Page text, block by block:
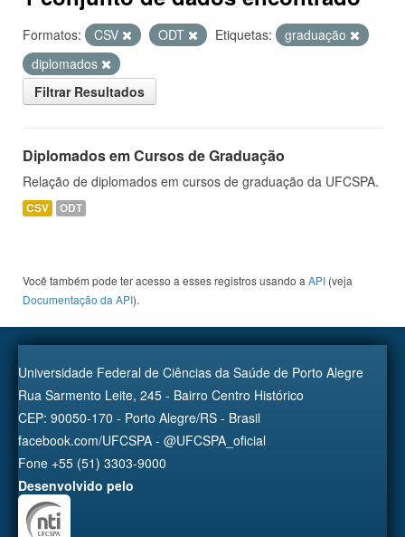
Formatos: CSV ODT Etiquetas:
graduação
diplomados
Filtrar Resultados
Diplomados em Cursos de Graduação
Relação de diplomados em cursos de graduação da UFCSPA.
CSV ODT
Você também pode ter acesso a esses registros usando a API (veja
Documentação da API).
Universidade Federal de Ciências da Saúde de Porto Alegre
Rua Sarmento Leite, 245 - Bairro Centro Histórico
CEP: 90050-170 - Porto Alegre/RS - Brasil
facebook.com/UFCSPA - @UFCSPA_oficial
Fone +55 (51) 3303-9000
Desenvolvido pelo